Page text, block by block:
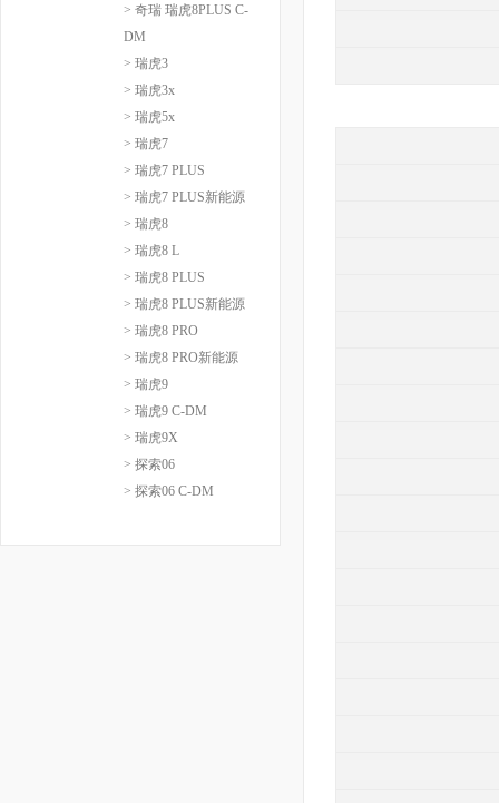
> 奇瑞 瑞虎8PLUS C-
DM
> 瑞虎3
> 瑞虎3x
> 瑞虎5x
> 瑞虎7
> 瑞虎7 PLUS
> 瑞虎7 PLUS新能源
> 瑞虎8
> 瑞虎8 L
> 瑞虎8 PLUS
> 瑞虎8 PLUS新能源
> 瑞虎8 PRO
> 瑞虎8 PRO新能源
> 瑞虎9
> 瑞虎9 C-DM
> 瑞虎9X
> 探索06
> 探索06 C-DM